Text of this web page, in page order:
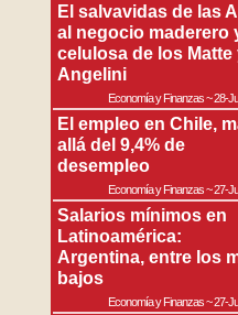
El salvavidas de las
al negocio maderero
celulosa de los Matte
Angelini
Economía y Finanzas~28-
El empleo en Chile,
allá del 9,4% de
desempleo
Economía y Finanzas~27-
Salarios mínimos en
Latinoamérica:
Argentina, entre los
bajos
Economía y Finanzas~27-